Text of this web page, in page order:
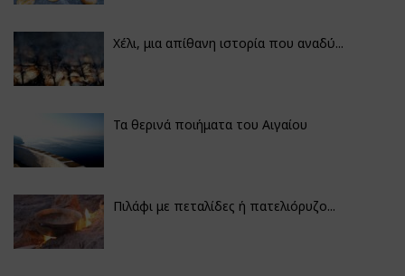
Χέλι, μια απίθανη ιστορία που αναδύ...
Τα θερινά ποιήματα του Αιγαίου
Πιλάφι με πεταλίδες ή πατελιόρυζο...